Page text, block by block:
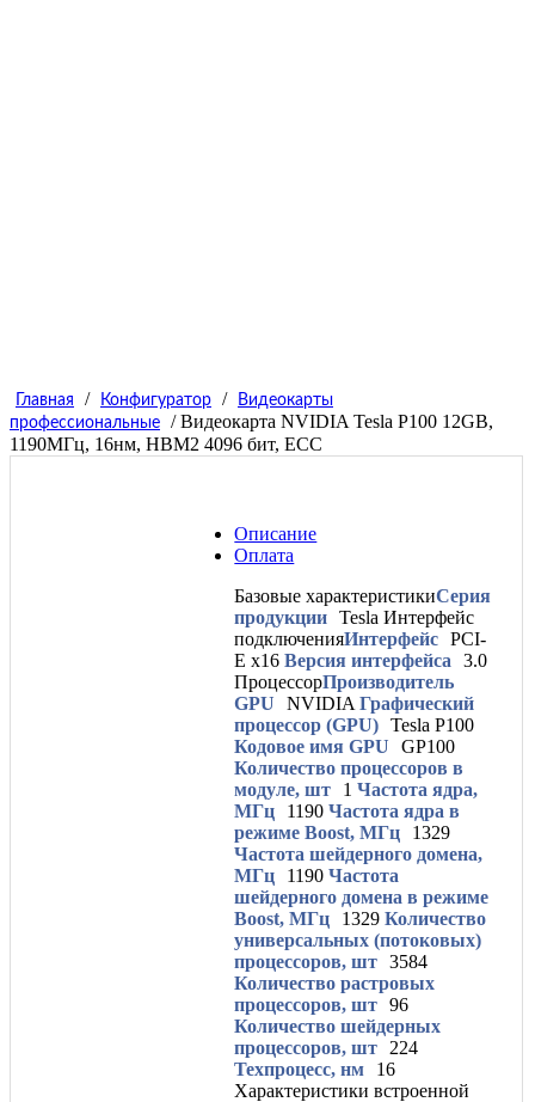
Главная / Конфигуратор /
Видеокарты
профессиональные
/ Видеокарта NVIDIA Tesla P100 12GB,
1190МГц, 16нм, HBM2 4096 бит, ЕСС
Описание
Оплата
Базовые характеристикиСерия
продукции
Tesla Интерфейс
подключенияИнтерфейс
PCI-
E x16 Версия интерфейса
3.0
ПроцессорПроизводитель
GPU
NVIDIA Графический
процессор (GPU)
Tesla P100
Кодовое имя GPU
GP100
Количество процессоров в
модуле, шт
1 Частота ядра,
МГц
1190 Частота ядра в
режиме Boost, МГц
1329
Частота шейдерного домена,
МГц
1190 Частота
шейдерного домена в режиме
Boost, МГц
1329 Количество
универсальных (потоковых)
процессоров, шт
3584
Количество растровых
процессоров, шт
96
Количество шейдерных
процессоров, шт
224
Техпроцесс, нм
16
Характеристики встроенной